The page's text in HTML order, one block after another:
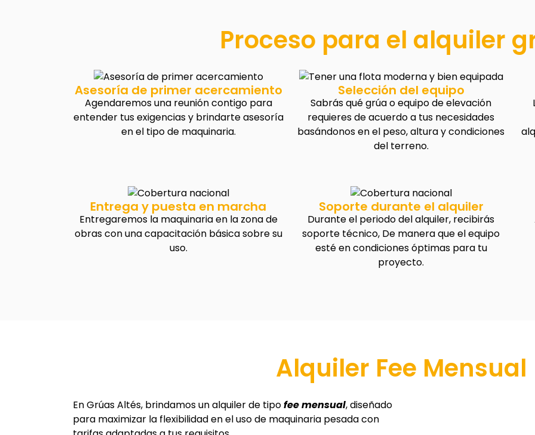
Proceso para el alquiler
Asesoría de primer acercamiento
Agendaremos una reunión contigo para
entender tus exigencias y brindarte asesoría
en el tipo de maquinaria.
Selección del equipo
Sabrás qué grúa o equipo de elevación
requieres de acuerdo a tus necesidades
basándonos en el peso, altura y condiciones
del terreno.
Entrega y puesta en marcha
Entregaremos la maquinaria en la zona de
obras con una capacitación básica sobre su
uso.
Soporte durante el alquiler
Durante el periodo del alquiler, recibirás
soporte técnico, De manera que el equipo
esté en condiciones óptimas para tu
proyecto.
Alquiler Fee Mensual
En Grúas Altés, brindamos un alquiler de tipofee mensual, diseñado
para maximizar la flexibilidad en el uso de maquinaria pesada con